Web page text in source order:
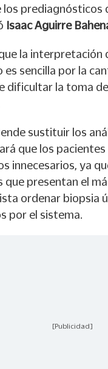
prediagnósticos
Isaac Aguirre
la interpretación
es sencilla por la
dificultar la toma
sustituir los
que los
innecesarios, ya
presentan el
ordenar biopsia
por el sistema.
[Publicidad]